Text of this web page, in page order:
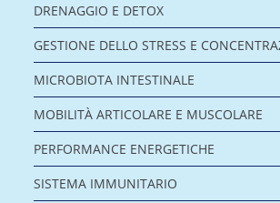
DRENAGGIO E DETOX
GESTIONE DELLO STRESS E
MICROBIOTA INTESTINALE
MOBILITÀ ARTICOLARE E MUSCOLARE
PERFORMANCE ENERGETICHE
SISTEMA IMMUNITARIO